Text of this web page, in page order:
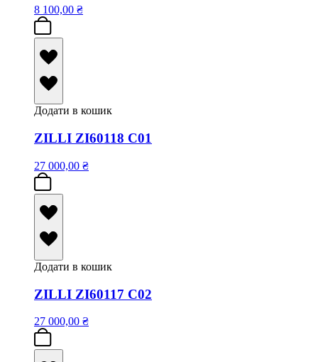
8 100,00 ₴
Додати в кошик
ZILLI ZI60118 C01
27 000,00 ₴
Додати в кошик
ZILLI ZI60117 C02
27 000,00 ₴